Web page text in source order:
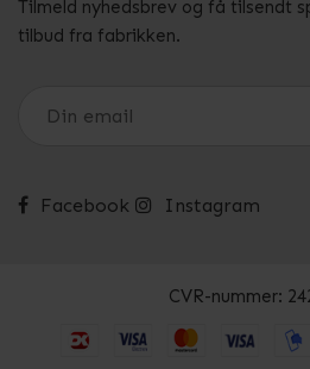
Tilmeld nyhedsbrev og få tilsendt
tilbud fra fabrikken.
Facebook Instagram
CVR-nummer: